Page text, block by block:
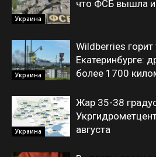
Украина
что ФСБ вышла
Украина
Wildberries
Екатеринбурге:
более 1700
Украина
Жар 35-38
августа